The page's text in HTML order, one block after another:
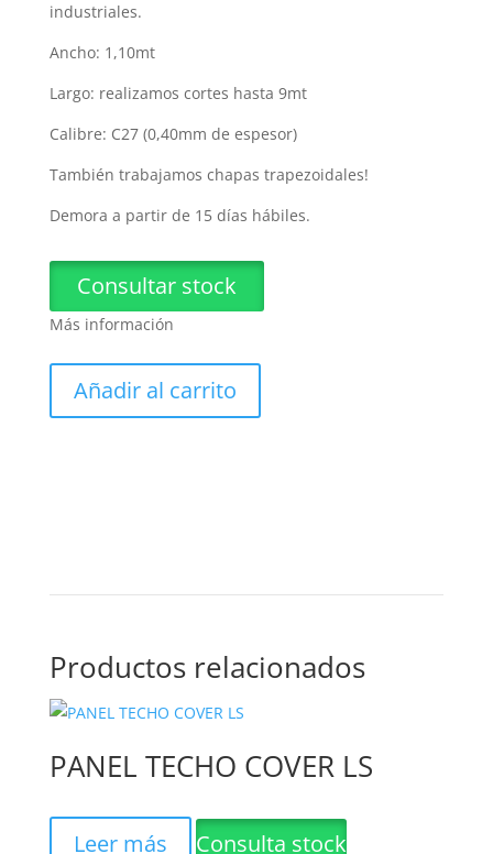
industriales.
Ancho: 1,10mt
Largo: realizamos cortes hasta 9mt
Calibre: C27 (0,40mm de espesor)
También trabajamos chapas trapezoidales!
Demora a partir de 15 días hábiles.
Consultar stock
Más información
Cincalum
Acanalada
Añadir al carrito
Productos relacionados
PANEL TECHO COVER LS
Leer más Consulta stock